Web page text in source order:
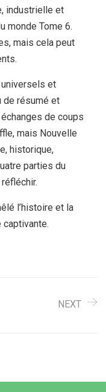
industrielle et
monde Tome 6.
mais cela peut
et
de résumé et
de coups
mais Nouvelle
historique,
parties du
l’histoire et la
NEXT